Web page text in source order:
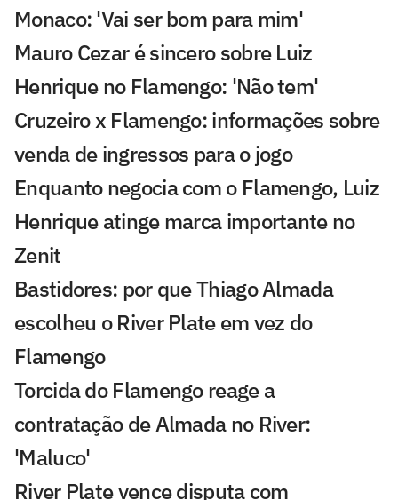
Monaco: 'Vai ser bom para mim'
Mauro Cezar é sincero sobre Luiz
Henrique no Flamengo: 'Não tem'
Cruzeiro x Flamengo: informações sobre
venda de ingressos para o jogo
Enquanto negocia com o Flamengo, Luiz
Henrique atinge marca importante no
Zenit
Bastidores: por que Thiago Almada
escolheu o River Plate em vez do
Flamengo
Torcida do Flamengo reage a
contratação de Almada no River:
'Maluco'
River Plate vence disputa com